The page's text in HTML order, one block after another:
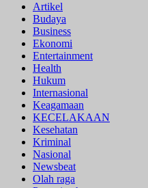
Artikel
Budaya
Business
Ekonomi
Entertainment
Health
Hukum
Internasional
Keagamaan
KECELAKAAN
Kesehatan
Kriminal
Nasional
Newsbeat
Olah raga